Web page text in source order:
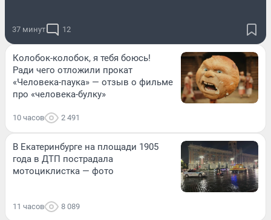
37 минут 12
Колобок-колобок, я тебя боюсь!
Ради чего отложили прокат
«Человека-паука» — отзыв о фильме
про «человека-булку»
10 часов 2 491
В Екатеринбурге на площади 1905
года в ДТП пострадала
мотоциклистка — фото
11 часов 8 089